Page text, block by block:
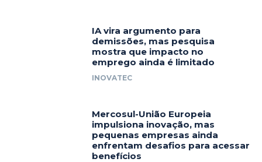
IA vira argumento para
demissões, mas pesquisa
mostra que impacto no
emprego ainda é limitado
INOVATEC
Mercosul-União Europeia
impulsiona inovação, mas
pequenas empresas ainda
enfrentam desafios para acessar
benefícios